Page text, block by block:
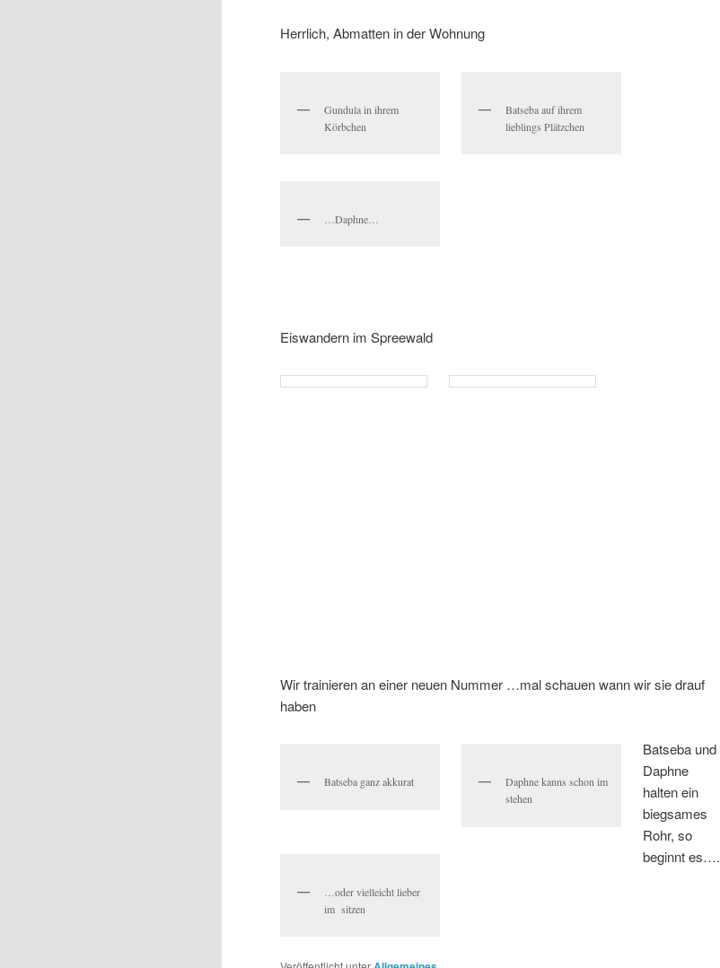
Herrlich, Abmatten in der Wohnung
Gundula in ihrem
Körbchen
Batseba auf ihrem
lieblings Plätzchen
…Daphne…
Eiswandern im Spreewald
Wir trainieren an einer neuen Nummer …mal schauen wann wir sie drauf
haben
Batseba ganz akkurat
Daphne kanns schon im
stehen
…oder vielleicht lieber
im sitzen
Batseba und
Daphne
halten ein
biegsames
Rohr, so
beginnt es….